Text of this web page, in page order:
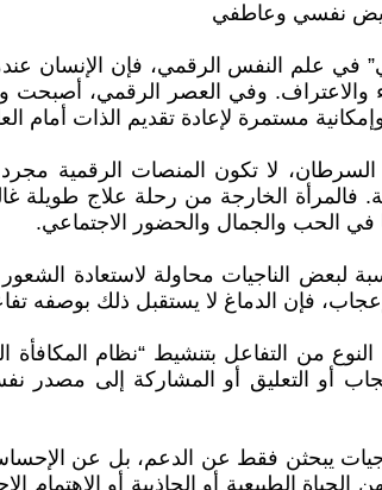
نفسي وعاطفي
في علم النفس الرقمي، فإن الإنسان
والاعتراف. وفي العصر الرقمي، أصبحت
مستمرة لإعادة تقديم الذات أمام
السرطان، لا تكون المنصات الرقمية
فالمرأة الخارجة من رحلة علاج طويلة
في الحب والجمال والحضور الاجتماعي.
لبعض الناجيات محاولة لاستعادة
فإن الدماغ لا يستقبل ذلك بوصفه
من التفاعل بتنشيط “نظام المكافأة
أو التعليق أو المشاركة إلى
يبحثن فقط عن الدعم، بل عن
الطبيعية أو الجاذبية أو الاهتمام